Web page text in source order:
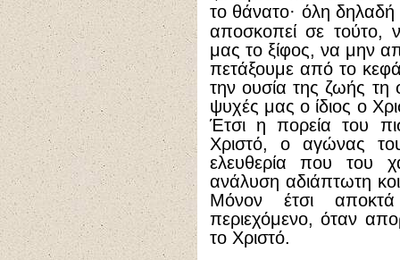
το θάνατο· όλη δηλαδή
αποσκοπεί σε τούτο,
μας το ξίφος, να μην
πετάξουμε από το
την ουσία της ζωής τη
ψυχές μας ο ίδιος ο
Έτσι η πορεία του
Χριστό, ο αγώνας
ελευθερία που του
ανάλυση αδιάπτωτη
Μόνον έτσι
περιεχόμενο, όταν
το Χριστό.